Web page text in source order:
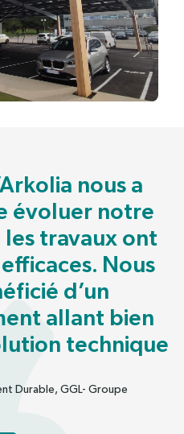
nous a
évoluer notre
travaux ont
Nous
d’un
allant bien
technique
Durable, GGL- Groupe